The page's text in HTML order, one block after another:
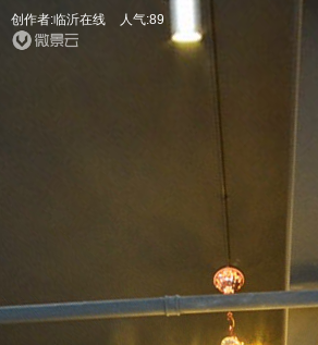
创作者:临沂在线 人气:89